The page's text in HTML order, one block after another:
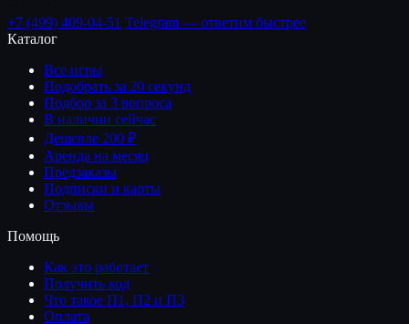
+7 (499) 409-04-51 Telegram — ответим быстрее
Каталог
Все игры
Подобрать за 20 секунд
Подбор за 3 вопроса
В наличии сейчас
Дешевле 200 ₽
Аренда на месяц
Предзаказы
Подписки и карты
Отзывы
Помощь
Как это работает
Получить код
Что такое П1, П2 и П3
Оплата